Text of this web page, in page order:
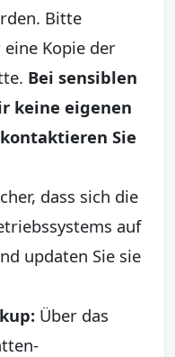
Bitte
Kopie der
Bei sensiblen
keine eigenen
Sie
dass sich die
auf
updaten Sie sie
Über das